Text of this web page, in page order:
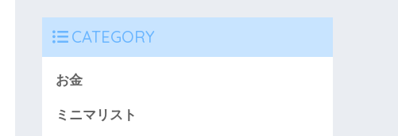
CATEGORY
お金
ミニマリスト